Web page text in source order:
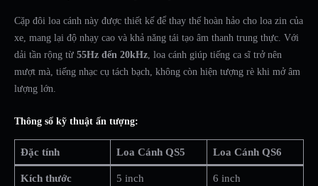
Cặp đôi loa cánh này được thiết kế để thay thế hoàn hảo cho loa zin của
xe, mang lại độ nhạy cao và khả năng tái tạo âm thanh trung thực. Với
dải tần rộng từ 55Hz đến 20kHz, loa cánh giúp tiếng ca sĩ trở nên
mượt mà, tiếng nhạc cụ tách bạch, không còn hiện tượng rè khi mở âm
lượng lớn.
Thông số kỹ thuật ấn tượng:
Đặc tính Loa Cánh QS5 Loa Cánh QS6
Kích thước 5 inch 6 inch